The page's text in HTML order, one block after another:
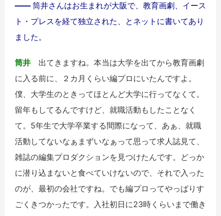
―― 筒井さんはお生まれが大阪で、教育画劇、イース
ト・プレスを経て独立された、とネットに書いてあり
ました。
筒井 出てきますね。本当は大学を出てから教育画劇
に入る前に、２カ月くらい編プロにいたんですよ。
僕、大学生のときってほとんど大学に行ってなくて。
留年もしてるんですけど、就職活動もしたことなく
て。 5年生で大学卒業する間際になって、あぁ、就職
活動してないなぁまずいなぁって思って求人誌見て、
雑誌の編集プロダクションを見つけたんです。どっか
に潜り込まないと食べていけないので、それで入った
のが、最初の会社ですね。でも編プロってやっぱりす
ごくきつかったです。入社初日に23時くらいまで働き